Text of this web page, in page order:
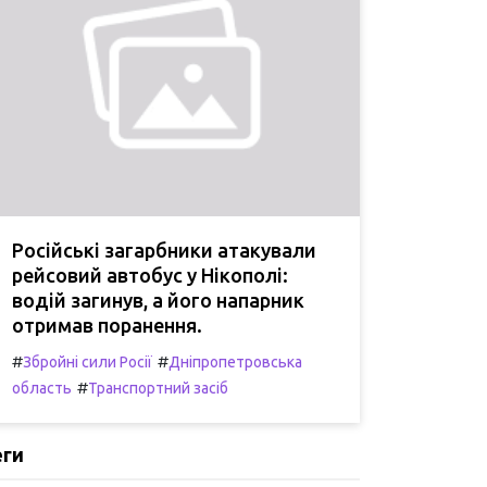
Російські загарбники атакували
рейсовий автобус у Нікополі:
водій загинув, а його напарник
отримав поранення.
#Збройні сили Росії #Дніпропетровська
область #Транспортний засіб